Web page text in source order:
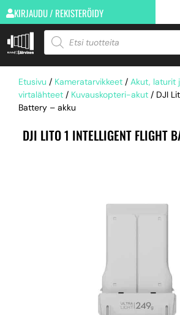
KIRJAUDU / REKISTERÖIDY
Etusivu / Kameratarvikkeet / Akut, laturit
virtalähteet / Kuvauskopteri-akut / DJI
Battery – akku
DJI LITO 1 INTELLIGENT FLIGHT